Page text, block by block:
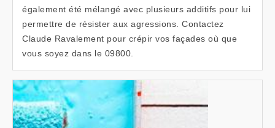
également été mélangé avec plusieurs additifs pour lui
permettre de résister aux agressions. Contactez
Claude Ravalement pour crépir vos façades où que
vous soyez dans le 09800.